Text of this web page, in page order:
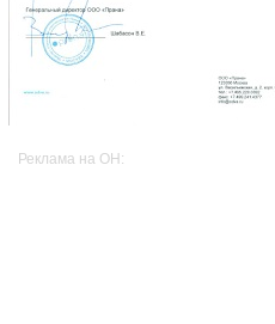
Реклама на OH: